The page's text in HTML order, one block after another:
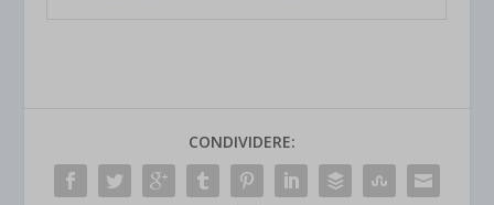
CONDIVIDERE: